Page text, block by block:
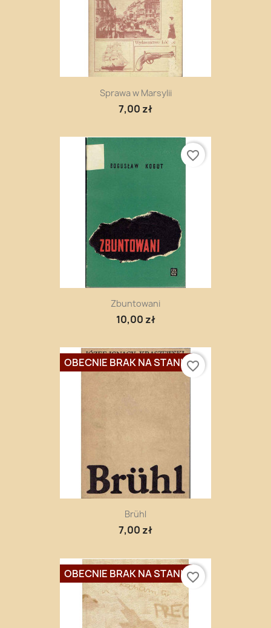
Sprawa w Marsylii
7,00 zł
Zbuntowani
10,00 zł
favorite_border
Brühl
7,00 zł
OBECNIE BRAK NA STANIEfavorite_border
OBECNIE BRAK NA STANIEfavorite_border